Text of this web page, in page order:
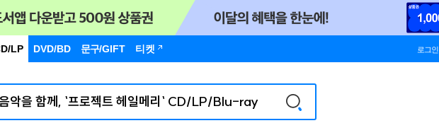
LP DVD/BD 문구/GIFT 티켓 로그인